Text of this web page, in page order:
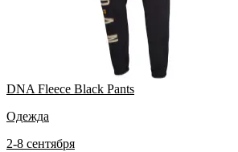
DNA Fleece Black Pants
Одежда
2-8 сентября